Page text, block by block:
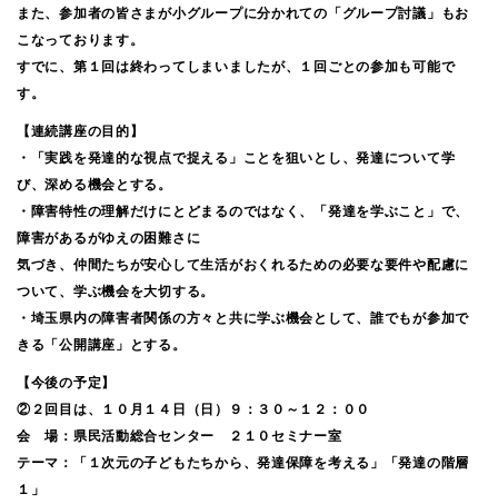
また、参加者の皆さまが小グループに分かれての「グループ討議」もお
こなっております。
すでに、第１回は終わってしまいましたが、１回ごとの参加も可能で
す。
【連続講座の目的】
・「実践を発達的な視点で捉える」ことを狙いとし、発達について学
び、深める機会とする。
・障害特性の理解だけにとどまるのではなく、「発達を学ぶこと」で、
障害があるがゆえの困難さに
気づき、仲間たちが安心して生活がおくれるための必要な要件や配慮に
ついて、学ぶ機会を大切する。
・埼玉県内の障害者関係の方々と共に学ぶ機会として、誰でもが参加で
きる「公開講座」とする。
【今後の予定】
②２回目は、１０月１４日（日）９：３０～１２：００
会 場：県民活動総合センター ２１０セミナー室
テーマ：「１次元の子どもたちから、発達保障を考える」「発達の階層
１」